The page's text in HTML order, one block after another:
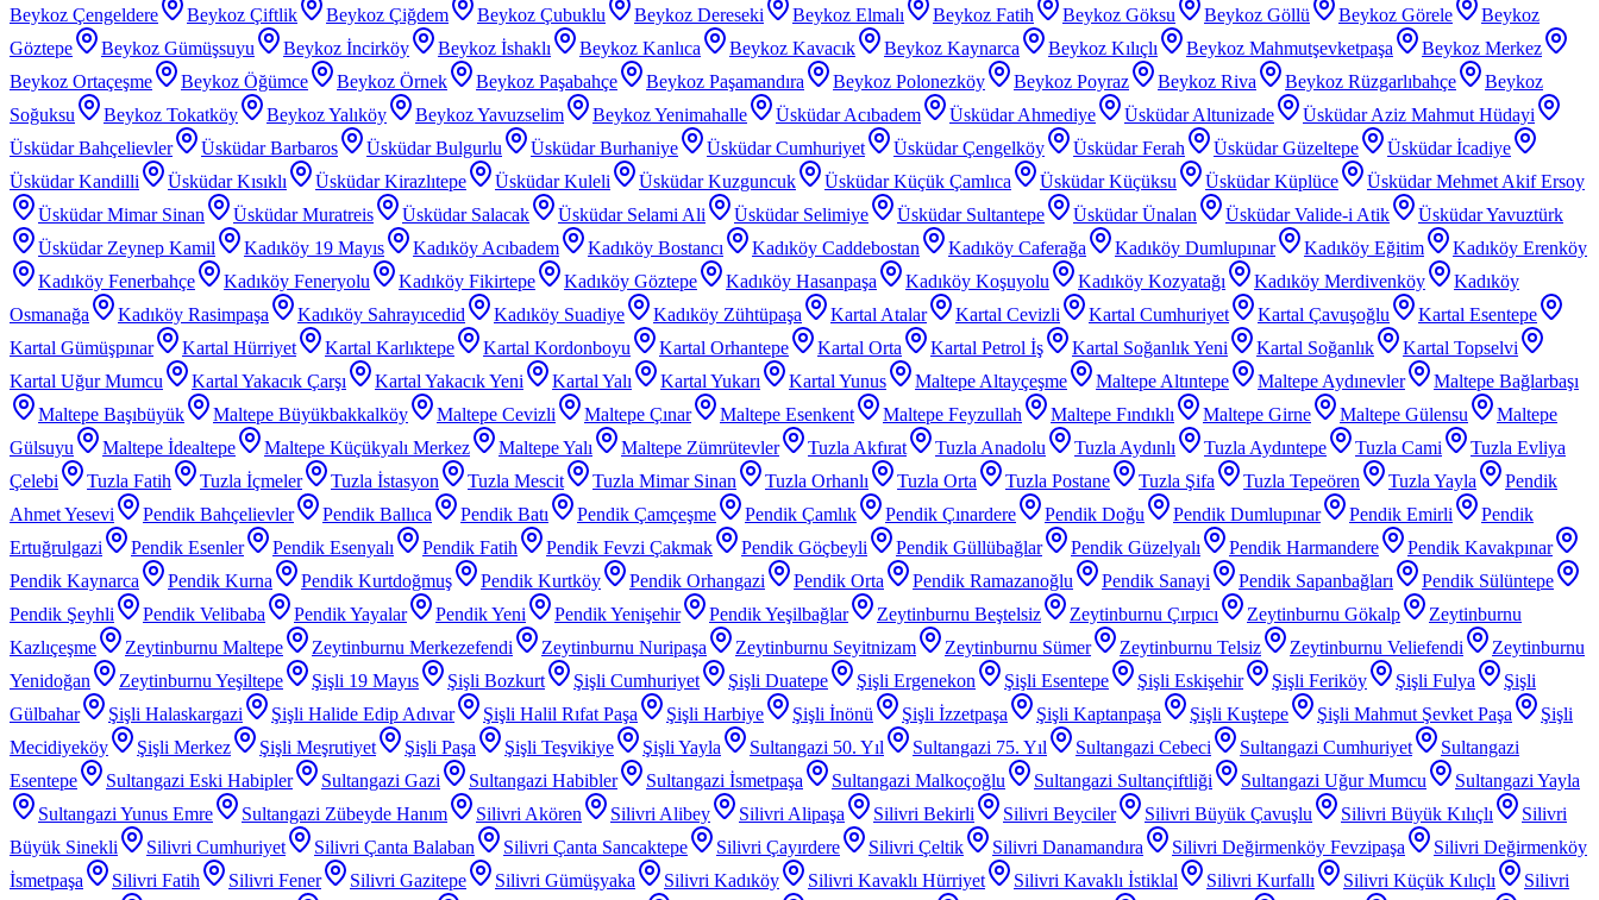
Beykoz Çengeldere
Beykoz Çiftlik Beykoz Çiğdem Beykoz Çubuklu Beykoz Dereseki Beykoz Elmalı Beykoz Fatih Beykoz Göksu Beykoz Göllü Beykoz Görele
Beykoz
Göztepe
Beykoz Gümüşsuyu Beykoz İncirköy Beykoz İshaklı Beykoz Kanlıca Beykoz Kavacık Beykoz Kaynarca Beykoz Kılıçlı Beykoz Mahmutşevketpaşa
Beykoz Merkez
Beykoz Ortaçeşme
Beykoz Öğümce Beykoz Örnek Beykoz Paşabahçe Beykoz Paşamandıra Beykoz Polonezköy Beykoz Poyraz Beykoz Riva Beykoz Rüzgarlıbahçe
Beykoz
Soğuksu
Beykoz Tokatköy Beykoz Yalıköy Beykoz Yavuzselim Beykoz Yenimahalle Üsküdar Acıbadem Üsküdar Ahmediye Üsküdar Altunizade
Üsküdar Aziz Mahmut Hüdayi
Üsküdar Bahçelievler
Üsküdar Barbaros Üsküdar Bulgurlu Üsküdar Burhaniye Üsküdar Cumhuriyet Üsküdar Çengelköy Üsküdar Ferah Üsküdar Güzeltepe
Üsküdar İcadiye
Üsküdar Kandilli
Üsküdar Kısıklı Üsküdar Kirazlıtepe Üsküdar Kuleli Üsküdar Kuzguncuk Üsküdar Küçük Çamlıca Üsküdar Küçüksu Üsküdar Küplüce
Üsküdar Mehmet Akif Ersoy
Üsküdar Mimar Sinan
Üsküdar Muratreis Üsküdar Salacak Üsküdar Selami Ali Üsküdar Selimiye Üsküdar Sultantepe Üsküdar Ünalan Üsküdar Valide-i Atik
Üsküdar Yavuztürk
Üsküdar Zeynep Kamil
Kadıköy 19 Mayıs Kadıköy Acıbadem Kadıköy Bostancı Kadıköy Caddebostan Kadıköy Caferağa Kadıköy Dumlupınar Kadıköy Eğitim
Kadıköy Erenköy
Kadıköy Fenerbahçe
Kadıköy Feneryolu Kadıköy Fikirtepe Kadıköy Göztepe Kadıköy Hasanpaşa Kadıköy Koşuyolu Kadıköy Kozyatağı Kadıköy Merdivenköy
Kadıköy
Osmanağa
Kadıköy Rasimpaşa Kadıköy Sahrayıcedid Kadıköy Suadiye Kadıköy Zühtüpaşa Kartal Atalar Kartal Cevizli Kartal Cumhuriyet Kartal Çavuşoğlu
Kartal Esentepe
Kartal Gümüşpınar
Kartal Hürriyet Kartal Karlıktepe Kartal Kordonboyu Kartal Orhantepe Kartal Orta Kartal Petrol İş Kartal Soğanlık Yeni Kartal Soğanlık
Kartal Topselvi
Kartal Uğur Mumcu
Kartal Yakacık Çarşı Kartal Yakacık Yeni Kartal Yalı Kartal Yukarı Kartal Yunus Maltepe Altayçeşme Maltepe Altıntepe Maltepe Aydınevler
Maltepe Bağlarbaşı
Maltepe Başıbüyük
Maltepe Büyükbakkalköy Maltepe Cevizli Maltepe Çınar Maltepe Esenkent Maltepe Feyzullah Maltepe Fındıklı Maltepe Girne Maltepe Gülensu
Maltepe
Gülsuyu
Maltepe İdealtepe Maltepe Küçükyalı Merkez Maltepe Yalı Maltepe Zümrütevler Tuzla Akfırat Tuzla Anadolu Tuzla Aydınlı Tuzla Aydıntepe Tuzla Cami
Tuzla Evliya
Çelebi
Tuzla Fatih Tuzla İçmeler Tuzla İstasyon Tuzla Mescit Tuzla Mimar Sinan Tuzla Orhanlı Tuzla Orta Tuzla Postane Tuzla Şifa Tuzla Tepeören Tuzla Yayla
Pendik
Ahmet Yesevi
Pendik Bahçelievler Pendik Ballıca Pendik Batı Pendik Çamçeşme Pendik Çamlık Pendik Çınardere Pendik Doğu Pendik Dumlupınar Pendik Emirli
Pendik
Ertuğrulgazi
Pendik Esenler Pendik Esenyalı Pendik Fatih Pendik Fevzi Çakmak Pendik Göçbeyli Pendik Güllübağlar Pendik Güzelyalı Pendik Harmandere
Pendik Kavakpınar
Pendik Kaynarca
Pendik Kurna Pendik Kurtdoğmuş Pendik Kurtköy Pendik Orhangazi Pendik Orta Pendik Ramazanoğlu Pendik Sanayi Pendik Sapanbağları
Pendik Sülüntepe
Pendik Şeyhli
Pendik Velibaba Pendik Yayalar Pendik Yeni Pendik Yenişehir Pendik Yeşilbağlar Zeytinburnu Beştelsiz Zeytinburnu Çırpıcı Zeytinburnu Gökalp
Zeytinburnu
Kazlıçeşme
Zeytinburnu Maltepe Zeytinburnu Merkezefendi Zeytinburnu Nuripaşa Zeytinburnu Seyitnizam Zeytinburnu Sümer Zeytinburnu Telsiz Zeytinburnu Veliefendi
Zeytinburnu
Yenidoğan
Zeytinburnu Yeşiltepe Şişli 19 Mayıs Şişli Bozkurt Şişli Cumhuriyet Şişli Duatepe Şişli Ergenekon Şişli Esentepe Şişli Eskişehir Şişli Feriköy Şişli Fulya
Şişli
Gülbahar
Şişli Halaskargazi Şişli Halide Edip Adıvar Şişli Halil Rıfat Paşa Şişli Harbiye Şişli İnönü Şişli İzzetpaşa Şişli Kaptanpaşa Şişli Kuştepe Şişli Mahmut Şevket Paşa
Şişli
Mecidiyeköy
Şişli Merkez Şişli Meşrutiyet Şişli Paşa Şişli Teşvikiye Şişli Yayla Sultangazi 50. Yıl Sultangazi 75. Yıl Sultangazi Cebeci Sultangazi Cumhuriyet
Sultangazi
Esentepe
Sultangazi Eski Habipler Sultangazi Gazi Sultangazi Habibler Sultangazi İsmetpaşa Sultangazi Malkoçoğlu Sultangazi Sultançiftliği Sultangazi Uğur Mumcu
Sultangazi Yayla
Sultangazi Yunus Emre
Sultangazi Zübeyde Hanım Silivri Akören Silivri Alibey Silivri Alipaşa Silivri Bekirli Silivri Beyciler Silivri Büyük Çavuşlu Silivri Büyük Kılıçlı
Silivri
Büyük Sinekli
Silivri Cumhuriyet Silivri Çanta Balaban Silivri Çanta Sancaktepe Silivri Çayırdere Silivri Çeltik Silivri Danamandıra Silivri Değirmenköy Fevzipaşa
Silivri Değirmenköy
İsmetpaşa
Silivri Fatih Silivri Fener Silivri Gazitepe Silivri Gümüşyaka Silivri Kadıköy Silivri Kavaklı Hürriyet Silivri Kavaklı İstiklal Silivri Kurfallı Silivri Küçük Kılıçlı
Silivri